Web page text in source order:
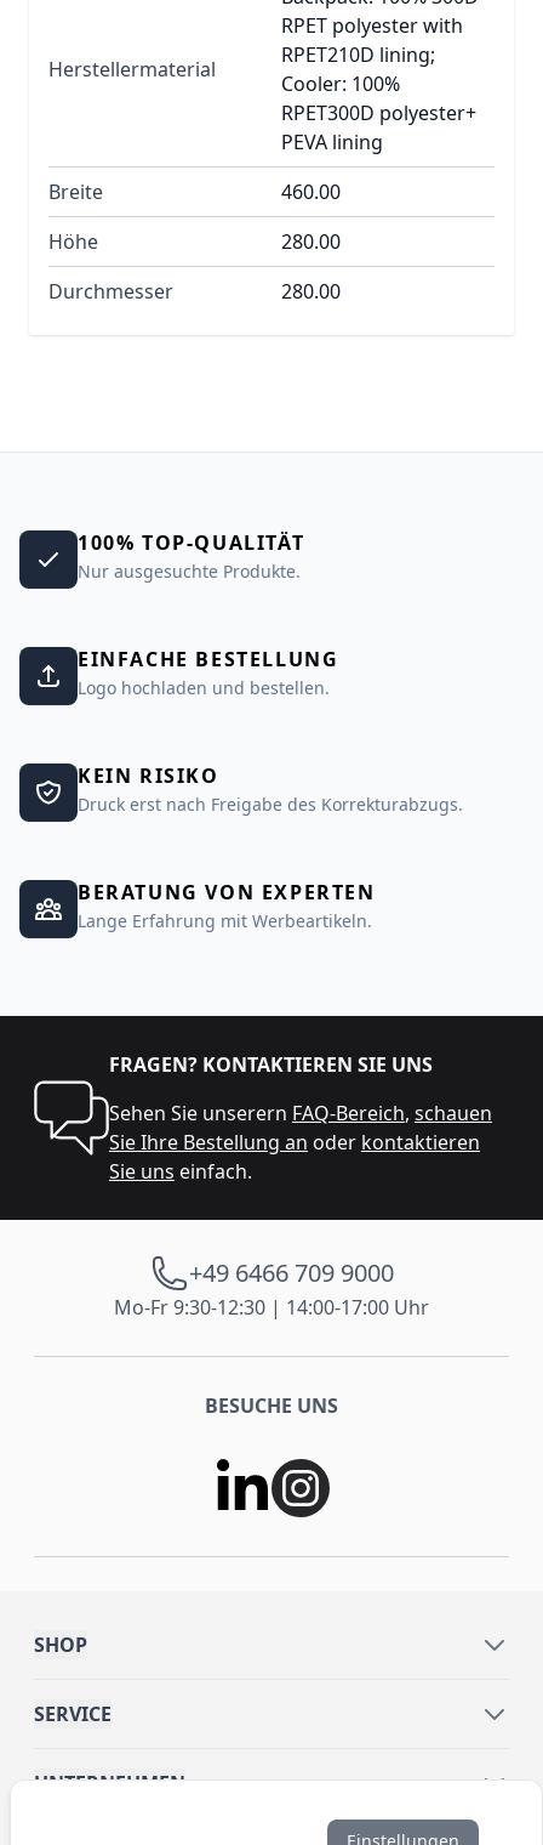
Herstellermaterial
RPET polyester with
RPET210D lining;
Cooler: 100%
RPET300D polyester+
PEVA lining
Breite
460.00
Höhe
280.00
Durchmesser
280.00
100% TOP-QUALITÄT
Nur ausgesuchte Produkte.
EINFACHE BESTELLUNG
Logo hochladen und bestellen.
KEIN RISIKO
Druck erst nach Freigabe des Korrekturabzugs.
BERATUNG VON EXPERTEN
Lange Erfahrung mit Werbeartikeln.
FRAGEN? KONTAKTIEREN SIE UNS
Sehen Sie unserern FAQ-Bereich, schauen
Sie Ihre Bestellung an oder kontaktieren
Sie uns einfach.
+49 6466 709 9000
Mo-Fr 9:30-12:30 | 14:00-17:00 Uhr
BESUCHE UNS
SHOP
SERVICE
UNTERNEHMEN